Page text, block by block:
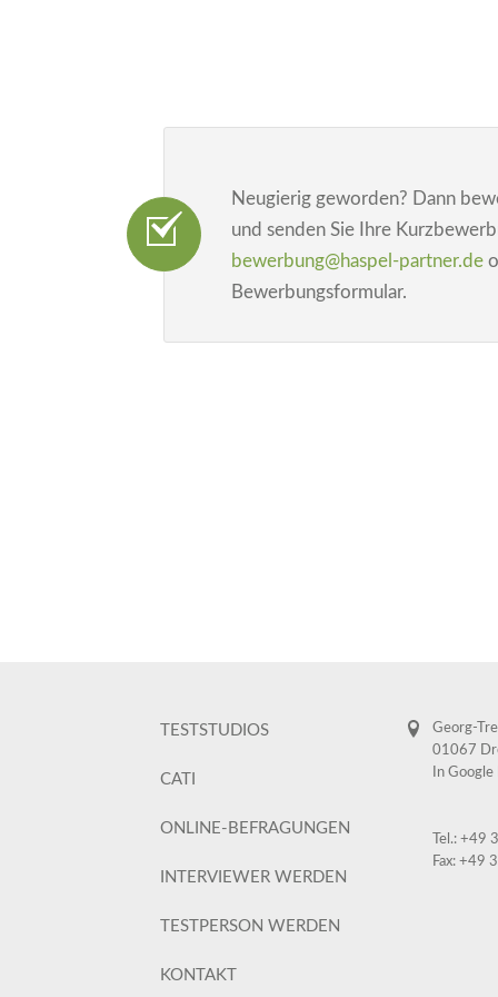
Neugierig geworden? Dann
und senden Sie Ihre
bewerbung@haspel-partner.de
Bewerbungsformular.
TESTSTUDIOS
CATI
ONLINE-BEFRAGUNGEN
INTERVIEWER WERDEN
TESTPERSON WERDEN
KONTAKT
Georg-
01067
In
Tel.: +49
Fax: +49